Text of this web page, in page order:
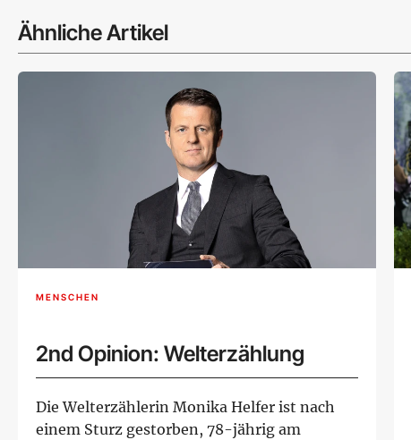
Ähnliche Artikel
MENSCHEN
2nd Opinion: Welterzählung
Die Welterzählerin Monika Helfer ist nach
einem Sturz gestorben, 78-jährig am